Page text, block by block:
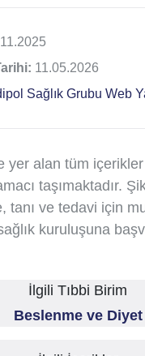
11.05.2026
Sağlık Grubu Web
yer alan tüm içerikler
taşımaktadır.
tanı ve tedavi için
kuruluşuna
İlgili Tıbbi Birim
Beslenme ve Diyet